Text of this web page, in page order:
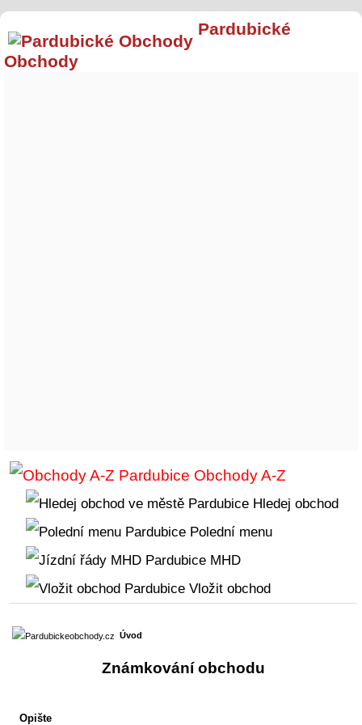
Pardubické
Obchody
Obchody A-Z
Hledej obchod
Polední menu
MHD
Vložit obchod
Úvod
Známkování obchodu
Opište